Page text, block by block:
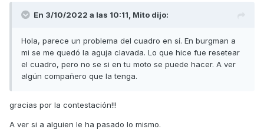
En 3/10/2022 a las 10:11, Mito dijo:
Hola, parece un problema del cuadro en sí. En burgman a
mi se me quedó la aguja clavada. Lo que hice fue resetear
el cuadro, pero no se si en tu moto se puede hacer. A ver
algún compañero que la tenga.
gracias por la contestación!!!
A ver si a alguien le ha pasado lo mismo.